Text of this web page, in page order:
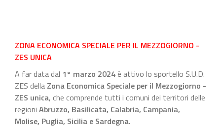
ZONA ECONOMICA SPECIALE PER IL MEZZOGIORNO -
ZES UNICA
A far data dal 1° marzo 2024è attivo lo sportello S.U.D.
ZES della Zona Economica Speciale per il Mezzogiorno -
ZES unica, che comprende tutti i comuni dei territori delle
regioni Abruzzo, Basilicata, Calabria, Campania,
Molise, Puglia, Sicilia e Sardegna.